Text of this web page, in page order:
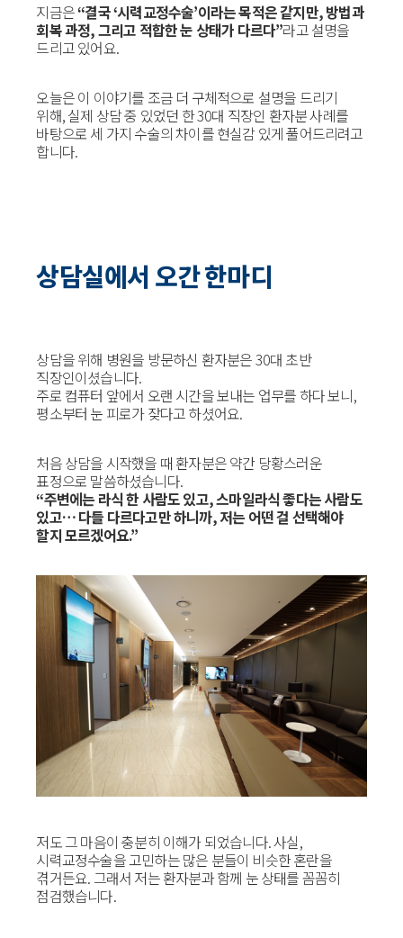
지금은“결국 ‘시력교정수술’이라는 목적은 같지만, 방법과
회복 과정, 그리고 적합한 눈 상태가 다르다”라고 설명을
드리고 있어요.
오늘은 이 이야기를 조금 더 구체적으로 설명을 드리기
위해, 실제 상담 중 있었던 한 30대 직장인 환자분 사례를
바탕으로 세 가지 수술의 차이를 현실감 있게 풀어드리려고
합니다.
상담실에서 오간 한마디
상담을 위해 병원을 방문하신 환자분은 30대 초반
직장인이셨습니다.
주로 컴퓨터 앞에서 오랜 시간을 보내는 업무를 하다 보니,
평소부터 눈 피로가 잦다고 하셨어요.
처음 상담을 시작했을 때 환자분은 약간 당황스러운
표정으로 말씀하셨습니다.
“주변에는 라식 한 사람도 있고, 스마일라식 좋다는 사람도
있고… 다들 다르다고만 하니까, 저는 어떤 걸 선택해야
할지 모르겠어요.”
저도 그 마음이 충분히 이해가 되었습니다. 사실,
시력교정수술을 고민하는 많은 분들이 비슷한 혼란을
겪거든요. 그래서 저는 환자분과 함께 눈 상태를 꼼꼼히
점검했습니다.